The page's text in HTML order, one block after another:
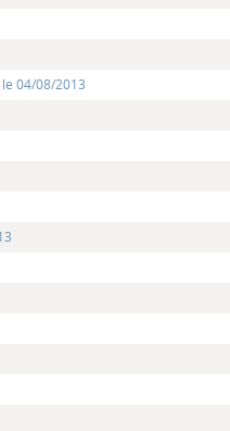
04/08/2013